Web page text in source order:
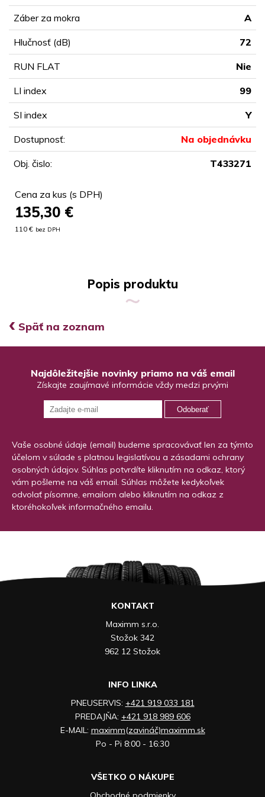
Záber za mokra A
Hlučnosť (dB) 72
RUN FLAT Nie
LI index 99
SI index Y
Dostupnosť: Na objednávku
Obj. čislo: T433271
Cena za kus (s DPH)
135,30 €
110 € bez DPH
Popis produktu
‹ Späť na zoznam
Najdôležitejšie novinky priamo na váš email
Získajte zaujímavé informácie vždy medzi prvými
Odoberať
Vaše osobné údaje (email) budeme spracovávať len za týmto
účelom v súlade s platnou legislatívou a zásadami ochrany
osobných údajov. Súhlas potvrdíte kliknutím na odkaz, ktorý
vám pošleme na váš email. Súhlas môžete kedykoľvek
odvolať písomne, emailom alebo kliknutím na odkaz z
ktoréhokoľvek informačného emailu.
KONTAKT
Maximm s.r.o.
Stožok 342
962 12 Stožok
INFO LINKA
PNEUSERVIS: +421 919 033 181
PREDAJŇA: +421 918 989 606
E-MAIL: maximm(zavináč)maximm.sk
Po - Pi 8:00 - 16:30
VŠETKO O NÁKUPE